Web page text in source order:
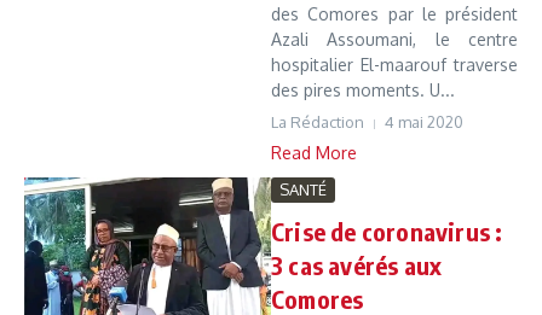
des Comores par le président
Azali Assoumani, le centre
hospitalier El-maarouf traverse
des pires moments. U...
La Rédaction 4 mai 2020
Read More
SANTÉ
Crise de coronavirus :
3 cas avérés aux
Comores